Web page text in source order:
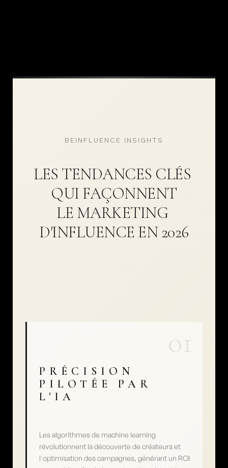
BEINFLUENCE INSIGHTS
LES TENDANCES CLÉS
QUI FAÇONNENT
LE MARKETING
D'INFLUENCE EN 2026
01
PRÉCISION
PILOTÉE PAR
L'IA
Les algorithmes de machine learning
révolutionnent la découverte de créateurs et
l'optimisation des campagnes, générant un ROI